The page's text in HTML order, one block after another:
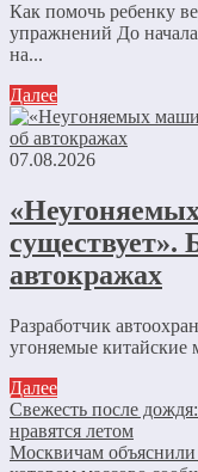
Как помочь ребенку
упражнений До
на...
Далее
07.08.2026
существует».
автокражах
Разработчик
угоняемые
Далее
Свежесть после
нравятся летом
Москвичам объяснили